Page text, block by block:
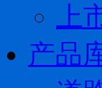
上
产品